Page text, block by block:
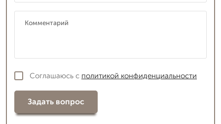
Соглашаюсь с политикой конфиденциальности
Задать вопрос